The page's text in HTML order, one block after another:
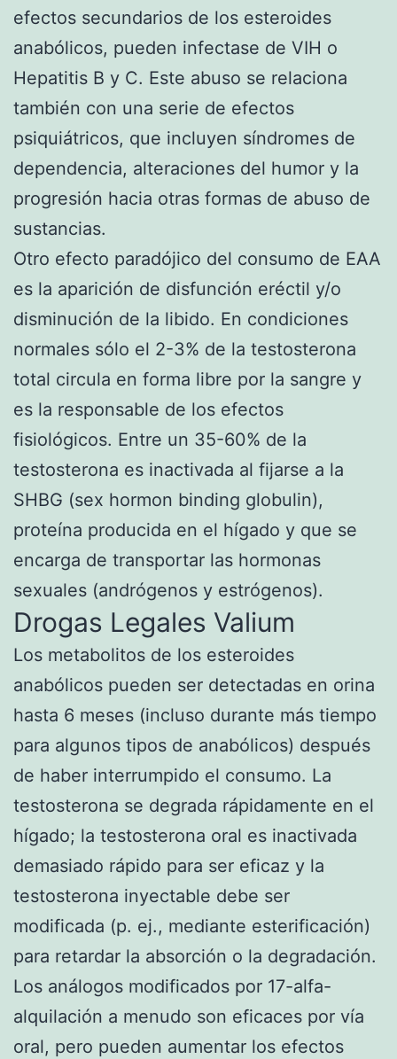
efectos secundarios de los esteroides
anabólicos, pueden infectase de VIH o
Hepatitis B y C. Este abuso se relaciona
también con una serie de efectos
psiquiátricos, que incluyen síndromes de
dependencia, alteraciones del humor y la
progresión hacia otras formas de abuso de
sustancias.
Otro efecto paradójico del consumo de EAA
es la aparición de disfunción eréctil y/o
disminución de la libido. En condiciones
normales sólo el 2-3% de la testosterona
total circula en forma libre por la sangre y
es la responsable de los efectos
fisiológicos. Entre un 35-60% de la
testosterona es inactivada al fijarse a la
SHBG (sex hormon binding globulin),
proteína producida en el hígado y que se
encarga de transportar las hormonas
sexuales (andrógenos y estrógenos).
Drogas Legales Valium
Los metabolitos de los esteroides
anabólicos pueden ser detectadas en orina
hasta 6 meses (incluso durante más tiempo
para algunos tipos de anabólicos) después
de haber interrumpido el consumo. La
testosterona se degrada rápidamente en el
hígado; la testosterona oral es inactivada
demasiado rápido para ser eficaz y la
testosterona inyectable debe ser
modificada (p. ej., mediante esterificación)
para retardar la absorción o la degradación.
Los análogos modificados por 17-alfa-
alquilación a menudo son eficaces por vía
oral, pero pueden aumentar los efectos